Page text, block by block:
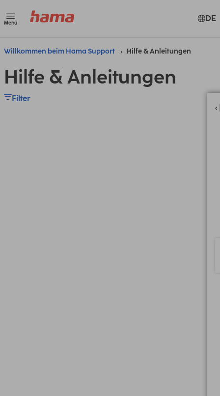
Menü DE
Willkommen beim Hama Support Hilfe & Anleitungen
Hilfe & Anleitungen
Filter